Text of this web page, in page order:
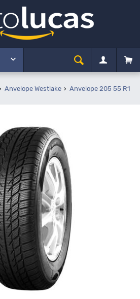
Anvelope Westlake Anvelope 205 55 R16